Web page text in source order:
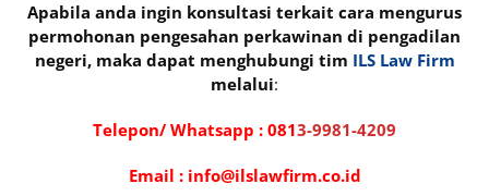
Apabila anda ingin konsultasi terkait cara mengurus
permohonan pengesahan perkawinan di pengadilan
negeri, maka dapat menghubungi tim ILS Law Firm
melalui:
Telepon/ Whatsapp : 0813-9981-4209
Email : info@ilslawfirm.co.id